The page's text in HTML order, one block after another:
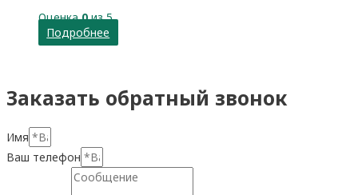
Оценка0из 5
Подробнее
Заказать обратный звонок
Имя
Ваш телефон